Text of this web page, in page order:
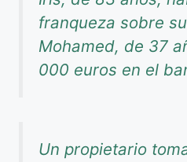
franqueza sobre
Mohamed, de 37
000 euros en el
Un propietario